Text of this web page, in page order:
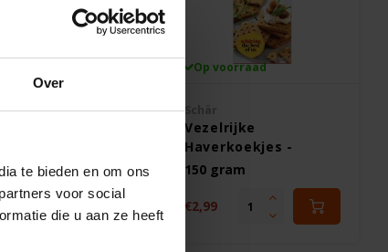
Over
te bieden en om ons
voor social
die u aan ze heeft
- Glutenvrij
Op voorraad
Schär
Vezelrijke
Haverkoekjes -
Glutenvrij
150 gram
€2,99